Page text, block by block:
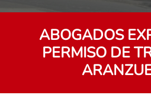
ABOGADOS
PERMISO DE